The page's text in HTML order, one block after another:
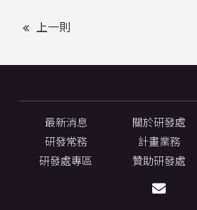
上一則
最新消息 關於研發處
研發常務
計畫業務
研發處專區
贊助研發處